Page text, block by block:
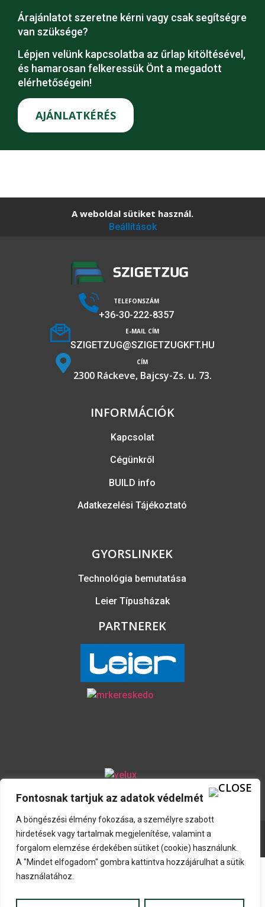
Fontosnak tartjuk az adatok védelmét
A böngészési élmény fokozása, a személyre szabott
hirdetések vagy tartalmak megjelenítése, valamint a
forgalom elemzése érdekében sütiket (cookie) használunk.
A "Mindet elfogadom" gombra kattintva hozzájárulhat a sütik
használatához.
Árajánlatot szeretne kérni vagy csak segítségre
van szüksége?
Lépjen velünk kapcsolatba az űrlap kitöltésével,
és hamarosan felkeressük Önt a megadott
elérhetőségein!
AJÁNLATKÉRÉS
A weboldal sütiket használ.
Beállítások
TELEFONSZÁM
+36-30-222-8357
E-MAIL CÍM
SZIGETZUG@SZIGETZUGKFT.HU
CÍM
2300 Ráckeve, Bajcsy-Zs. u. 73.
INFORMÁCIÓK
Kapcsolat
Cégünkről
BUILD info
Adatkezelési Tájékoztató
GYORSLINKEK
Technológia bemutatása
Leier Típusházak
PARTNEREK
© 2026. Szigetzug Kft. Minden jog fenntartva.